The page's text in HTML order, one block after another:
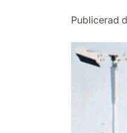
Publicerad